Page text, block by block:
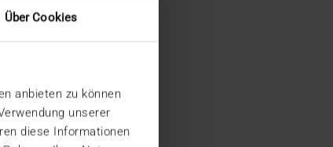
Über Cookies
anbieten zu können
unserer
diese Informationen
Februar (3)
Dezember (5)
November (6)